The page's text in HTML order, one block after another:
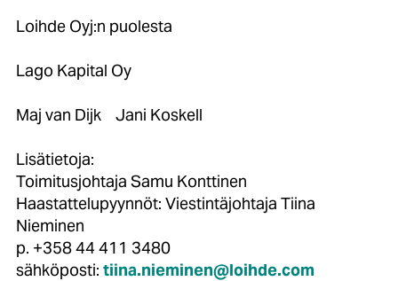
Loihde Oyj:n puolesta
Lago Kapital Oy
Maj van Dijk Jani Koskell
Lisätietoja:
Toimitusjohtaja Samu Konttinen
Haastattelupyynnöt: Viestintäjohtaja Tiina
Nieminen
p. +358 44 411 3480
sähköposti: tiina.nieminen@loihde.com